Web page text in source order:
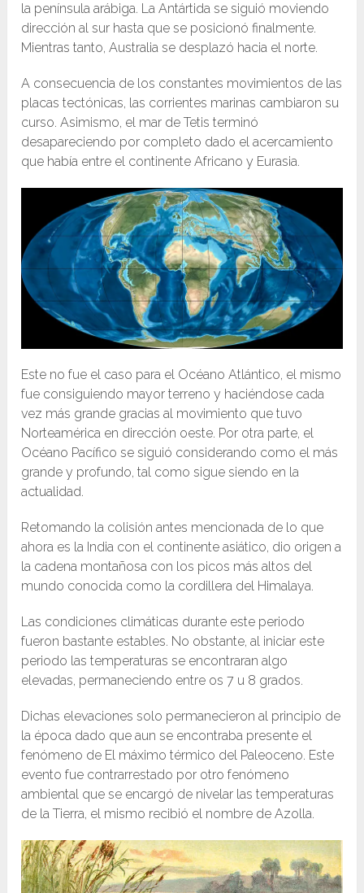
la península arábiga. La Antártida se siguió moviendo
dirección al sur hasta que se posicionó finalmente.
Mientras tanto, Australia se desplazó hacia el norte.
A consecuencia de los constantes movimientos de las
placas tectónicas, las corrientes marinas cambiaron su
curso. Asimismo, el mar de Tetis terminó
desapareciendo por completo dado el acercamiento
que había entre el continente Africano y Eurasia.
Este no fue el caso para el Océano Atlántico, el mismo
fue consiguiendo mayor terreno y haciéndose cada
vez más grande gracias al movimiento que tuvo
Norteamérica en dirección oeste. Por otra parte, el
Océano Pacífico se siguió considerando como el más
grande y profundo, tal como sigue siendo en la
actualidad.
Retomando la colisión antes mencionada de lo que
ahora es la India con el continente asiático, dio origen a
la cadena montañosa con los picos más altos del
mundo conocida como la cordillera del Himalaya.
Las condiciones climáticas durante este periodo
fueron bastante estables. No obstante, al iniciar este
periodo las temperaturas se encontraran algo
elevadas, permaneciendo entre os 7 u 8 grados.
Dichas elevaciones solo permanecieron al principio de
la época dado que aun se encontraba presente el
fenómeno de El máximo térmico del Paleoceno. Este
evento fue contrarrestado por otro fenómeno
ambiental que se encargó de nivelar las temperaturas
de la Tierra, el mismo recibió el nombre de Azolla.